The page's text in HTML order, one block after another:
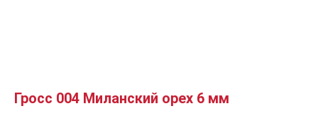
Гросс 004 Миланский орех 6 мм